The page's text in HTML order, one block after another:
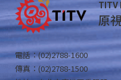
TITV
原
電話：(02)2788-1600
傳真：(02)2788-1500